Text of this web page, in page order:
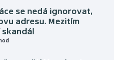
se nedá ignorovat,
adresu. Mezitím